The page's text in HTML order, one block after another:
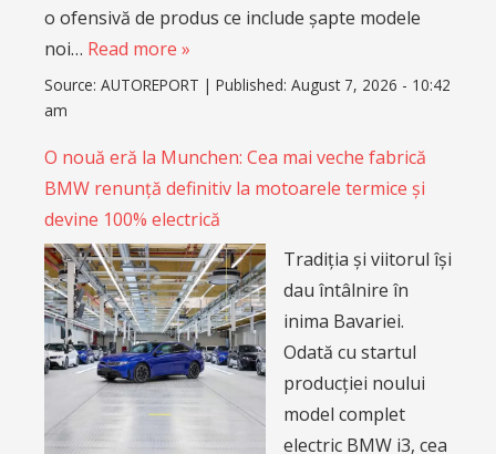
o ofensivă de produs ce include șapte modele
noi… Read more »
Source: AUTOREPORT | Published: August 7, 2026 - 10:42
am
O nouă eră la Munchen: Cea mai veche fabrică
BMW renunță definitiv la motoarele termice și
devine 100% electrică
Tradiția și viitorul își
dau întâlnire în
inima Bavariei.
Odată cu startul
producției noului
model complet
electric BMW i3, cea